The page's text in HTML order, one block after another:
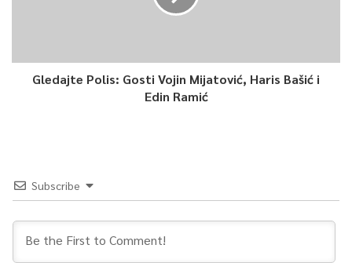
Gledajte Polis: Gosti Vojin Mijatović, Haris Bašić i
Edin Ramić
Subscribe